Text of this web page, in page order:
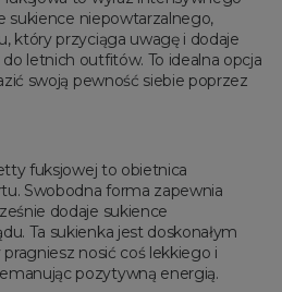
sukience niepowtarzalnego,
który przyciąga uwagę i dodaje
letnich outfitów. To idealna opcja
swoją pewność siebie poprzez
fuksjowej to obietnica
Swobodna forma zapewnia
dodaje sukience
Ta sukienka jest doskonałym
nosić coś lekkiego i
pozytywną energią.